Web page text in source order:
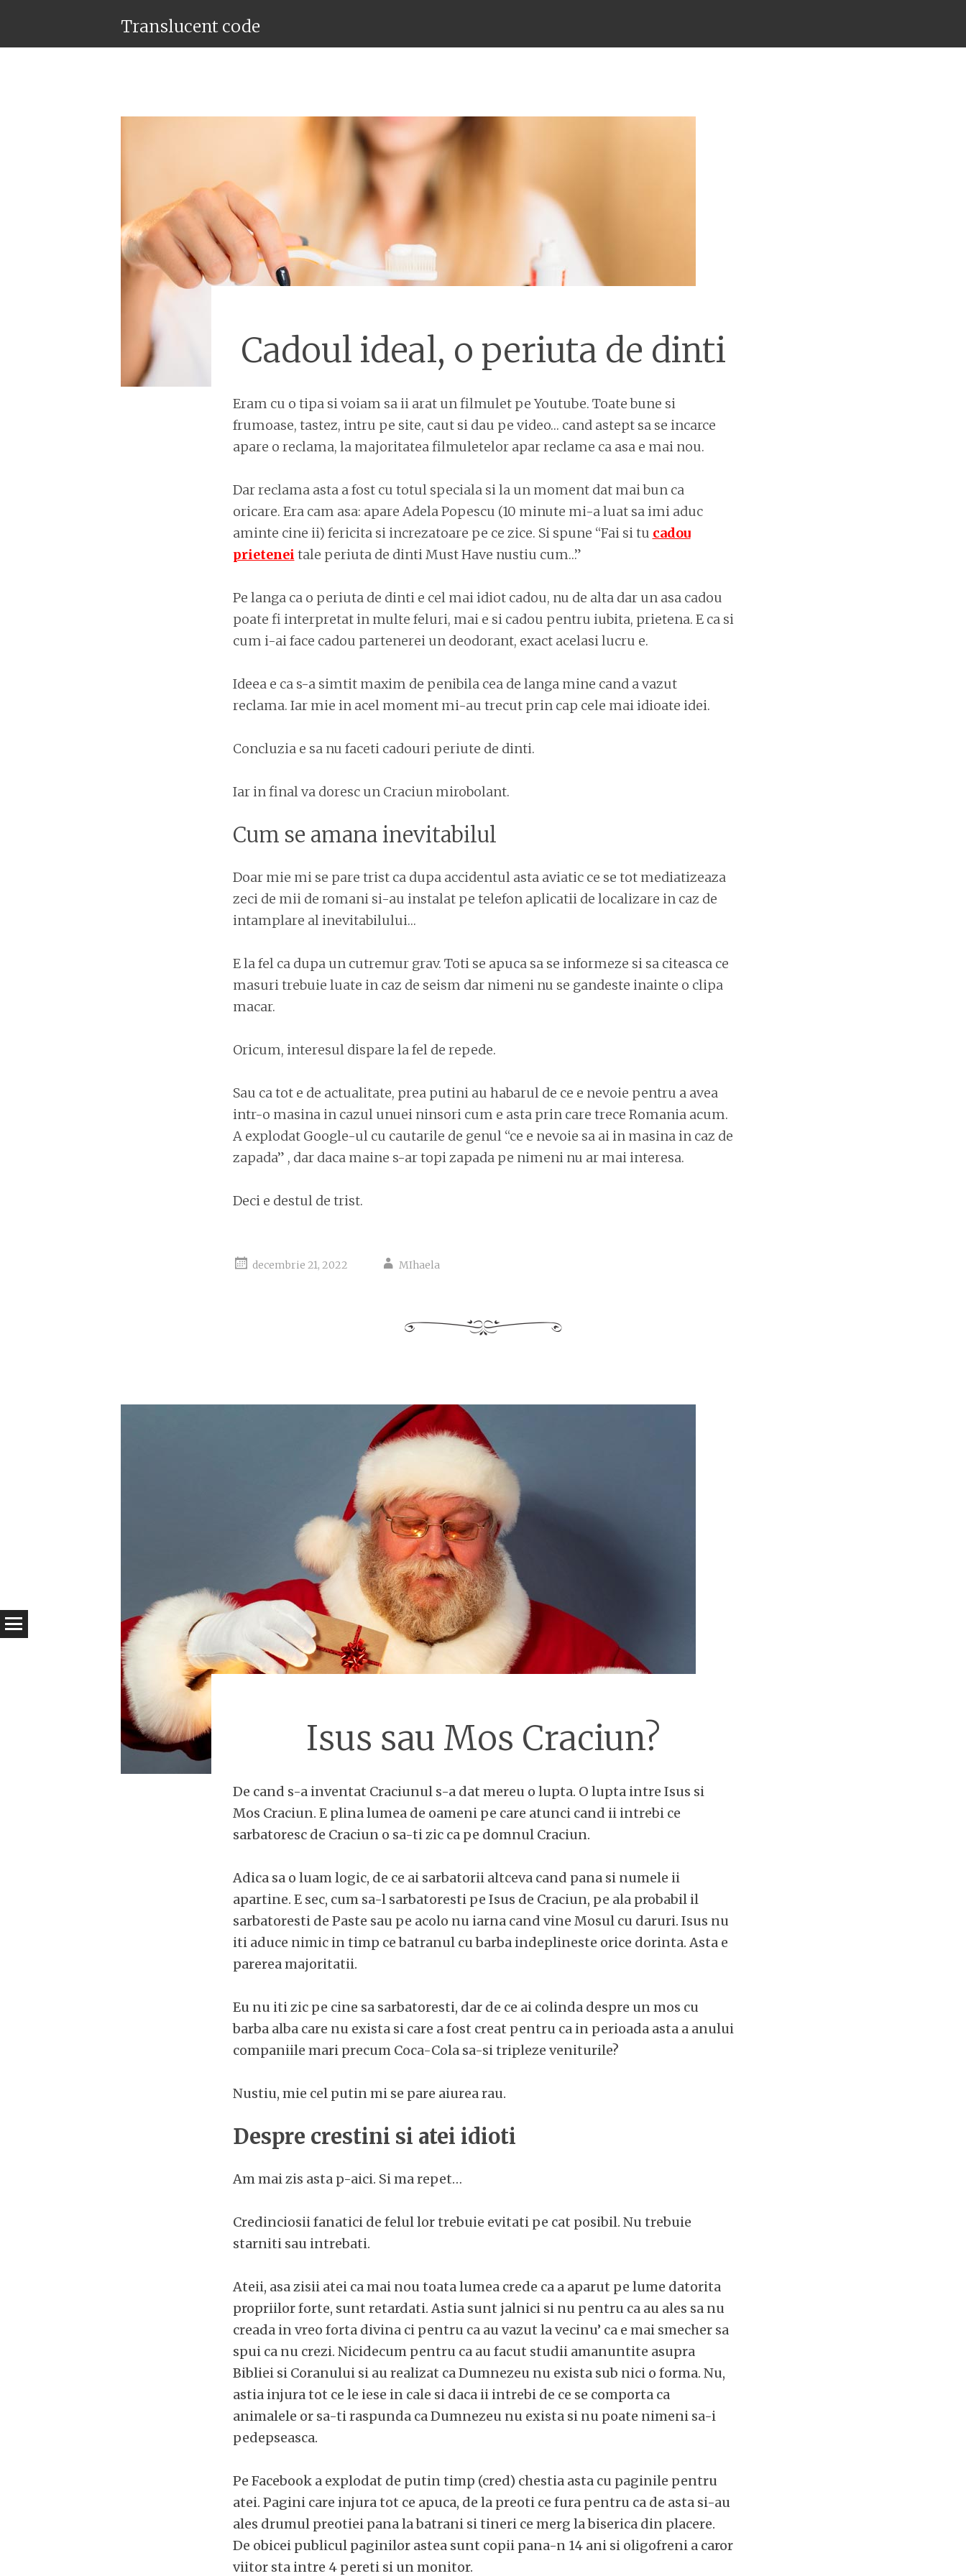
Translucent code
Cadoul ideal, o periuta de dinti
Eram cu o tipa si voiam sa ii arat un filmulet pe Youtube. Toate bune si
frumoase, tastez, intru pe site, caut si dau pe video… cand astept sa se incarce
apare o reclama, la majoritatea filmuletelor apar reclame ca asa e mai nou.
Dar reclama asta a fost cu totul speciala si la un moment dat mai bun ca
oricare. Era cam asa: apare Adela Popescu (10 minute mi-a luat sa imi aduc
aminte cine ii) fericita si increzatoare pe ce zice. Si spune “Fai si tu cadou
prietenei tale periuta de dinti Must Have nustiu cum…”
Pe langa ca o periuta de dinti e cel mai idiot cadou, nu de alta dar un asa cadou
poate fi interpretat in multe feluri, mai e si cadou pentru iubita, prietena. E ca si
cum i-ai face cadou partenerei un deodorant, exact acelasi lucru e.
Ideea e ca s-a simtit maxim de penibila cea de langa mine cand a vazut
reclama. Iar mie in acel moment mi-au trecut prin cap cele mai idioate idei.
Concluzia e sa nu faceti cadouri periute de dinti.
Iar in final va doresc un Craciun mirobolant.
Cum se amana inevitabilul
Doar mie mi se pare trist ca dupa accidentul asta aviatic ce se tot mediatizeaza
zeci de mii de romani si-au instalat pe telefon aplicatii de localizare in caz de
intamplare al inevitabilului…
E la fel ca dupa un cutremur grav. Toti se apuca sa se informeze si sa citeasca ce
masuri trebuie luate in caz de seism dar nimeni nu se gandeste inainte o clipa
macar.
Oricum, interesul dispare la fel de repede.
Sau ca tot e de actualitate, prea putini au habarul de ce e nevoie pentru a avea
intr-o masina in cazul unuei ninsori cum e asta prin care trece Romania acum.
A explodat Google-ul cu cautarile de genul “ce e nevoie sa ai in masina in caz de
zapada” , dar daca maine s-ar topi zapada pe nimeni nu ar mai interesa.
Deci e destul de trist.
decembrie 21, 2022 MIhaela
Isus sau Mos Craciun?
De cand s-a inventat Craciunul s-a dat mereu o lupta. O lupta intre Isus si
Mos Craciun. E plina lumea de oameni pe care atunci cand ii intrebi ce
sarbatoresc de Craciun o sa-ti zic ca pe domnul Craciun.
Adica sa o luam logic, de ce ai sarbatorii altceva cand pana si numele ii
apartine. E sec, cum sa-l sarbatoresti pe Isus de Craciun, pe ala probabil il
sarbatoresti de Paste sau pe acolo nu iarna cand vine Mosul cu daruri. Isus nu
iti aduce nimic in timp ce batranul cu barba indeplineste orice dorinta. Asta e
parerea majoritatii.
Eu nu iti zic pe cine sa sarbatoresti, dar de ce ai colinda despre un mos cu
barba alba care nu exista si care a fost creat pentru ca in perioada asta a anului
companiile mari precum Coca-Cola sa-si tripleze veniturile?
Nustiu, mie cel putin mi se pare aiurea rau.
Despre crestini si atei idioti
Am mai zis asta p-aici. Si ma repet…
Credinciosii fanatici de felul lor trebuie evitati pe cat posibil. Nu trebuie
starniti sau intrebati.
Ateii, asa zisii atei ca mai nou toata lumea crede ca a aparut pe lume datorita
propriilor forte, sunt retardati. Astia sunt jalnici si nu pentru ca au ales sa nu
creada in vreo forta divina ci pentru ca au vazut la vecinu’ ca e mai smecher sa
spui ca nu crezi. Nicidecum pentru ca au facut studii amanuntite asupra
Bibliei si Coranului si au realizat ca Dumnezeu nu exista sub nici o forma. Nu,
astia injura tot ce le iese in cale si daca ii intrebi de ce se comporta ca
animalele or sa-ti raspunda ca Dumnezeu nu exista si nu poate nimeni sa-i
pedepseasca.
Pe Facebook a explodat de putin timp (cred) chestia asta cu paginile pentru
atei. Pagini care injura tot ce apuca, de la preoti ce fura pentru ca de asta si-au
ales drumul preotiei pana la batrani si tineri ce merg la biserica din placere.
De obicei publicul paginilor astea sunt copii pana-n 14 ani si oligofreni a caror
viitor sta intre 4 pereti si un monitor.